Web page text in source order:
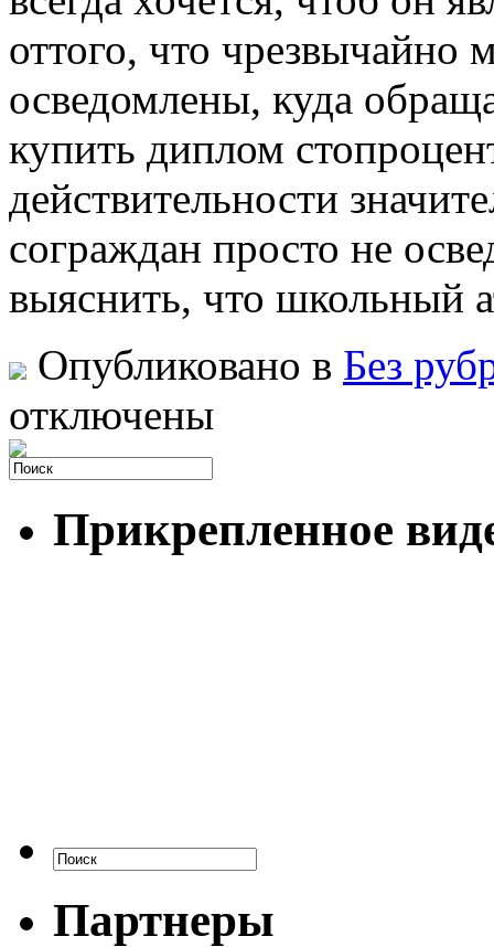
оттого, что чрезвычайно
осведомлены, куда
купить диплом
действительности
сограждан просто не
выяснить, что школьный
Опубликовано в Без
отключены
Прикрепленное
Партнеры